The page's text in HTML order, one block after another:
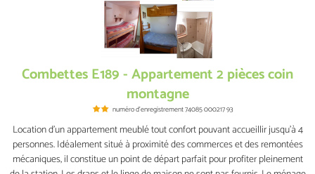
Combettes E189 - Appartement 2 pièces coin
montagne
numéro d'enregistrement74085 000217 93
Location d’un appartement meublé tout confort pouvant accueillir jusqu’à 4
personnes. Idéalement situé à proximité des commerces et des remontées
mécaniques, il constitue un point de départ parfait pour profiter pleinement